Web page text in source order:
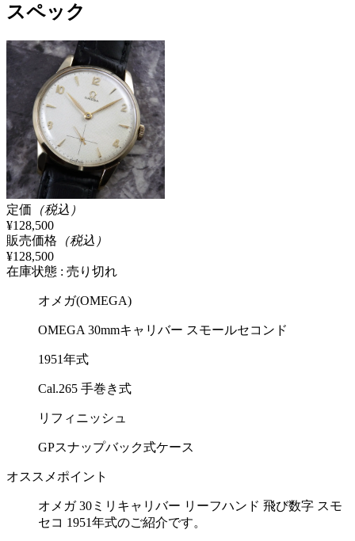
スペック
定価 （税込）
¥128,500
販売価格 （税込）
¥128,500
在庫状態 : 売り切れ
オメガ(OMEGA)
OMEGA 30mmキャリバー スモールセコンド
1951年式
Cal.265 手巻き式
リフィニッシュ
GPスナップバック式ケース
オススメポイント
オメガ 30ミリキャリバー リーフハンド 飛び数字 スモ
セコ 1951年式のご紹介です。